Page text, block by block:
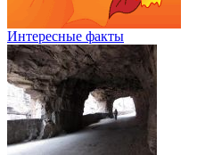
Интересные факты